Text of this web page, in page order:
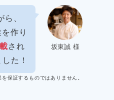
坂東誠 様
、
作り
され
た！
ではありません。